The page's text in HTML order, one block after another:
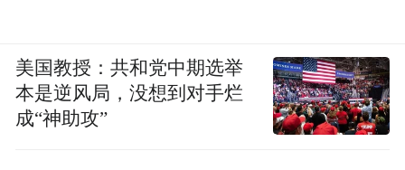
美国教授：共和党中期选举
本是逆风局，没想到对手烂
成“神助攻”